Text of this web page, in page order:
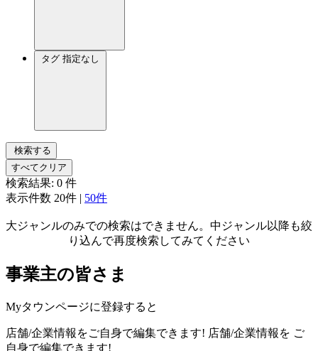
タグ 指定なし
検索する
すべてクリア
検索結果: 0 件
表示件数 20件 | 50件
大ジャンルのみでの検索はできません。中ジャンル以降も絞
り込んで再度検索してみてください
事業主の皆さま
Myタウンページに登録すると
店舗/企業情報をご自身で編集できます! 店舗/企業情報を ご
自身で編集できます!